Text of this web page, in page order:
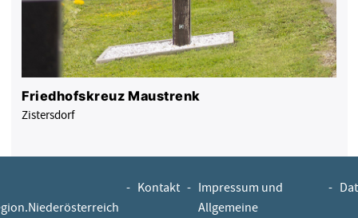
Friedhofskreuz Maustrenk
Zistersdorf
- Kontakt - Impressum und
Allgemeine
-